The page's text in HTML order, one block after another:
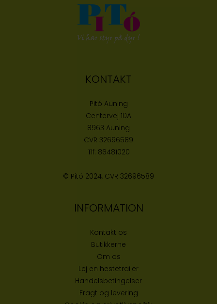
KONTAKT
Pitó Auning
Centervej 10A
8963 Auning
CVR 32696589
Tlf: 86481020
© Pitó 2024, CVR 32696589
INFORMATION
Kontakt os
Butikkerne
Om os
Lej en hestetrailer
Handelsbetingelser
Fragt og levering